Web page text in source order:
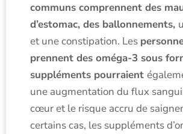
communs comprennent des
d’estomac, des ballonnements,
et une constipation. Les
prennent des oméga-3 sous
suppléments pourraient
une augmentation du flux
cœur et le risque accru de
certains cas, les suppléments